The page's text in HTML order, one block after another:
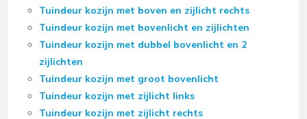
Tuindeur kozijn met boven en zijlicht rechts
Tuindeur kozijn met bovenlicht en zijlichten
Tuindeur kozijn met dubbel bovenlicht en 2
zijlichten
Tuindeur kozijn met groot bovenlicht
Tuindeur kozijn met zijlicht links
Tuindeur kozijn met zijlicht rechts